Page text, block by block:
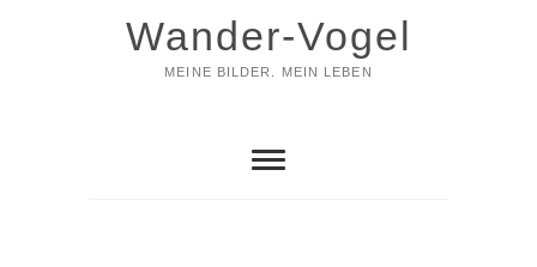
Wander-Vogel
MEINE BILDER. MEIN LEBEN